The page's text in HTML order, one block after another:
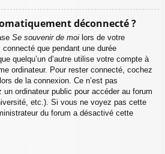
déconnecté ?
Se souvenir de moi lors de votre
que pendant une durée
quelqu’un d’autre utilise votre compte à
ordinateur. Pour rester connecté, cochez
lors de la connexion. Ce n’est pas
ordinateur public pour accéder au forum
etc.). Si vous ne voyez pas cette
du forum a désactivé cette